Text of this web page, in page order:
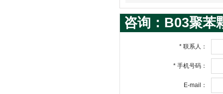
咨询：B03聚苯
* 联系人：
* 手机号码：
E-mail：